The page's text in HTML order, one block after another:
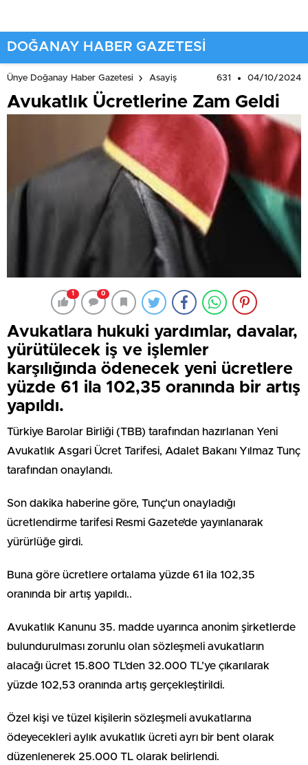
DOĞANAY HABER GAZETESİ
Ünye Doğanay Haber Gazetesi Asayiş 631 04/10/2024
Avukatlık Ücretlerine Zam Geldi
1 0
Avukatlara hukuki yardımlar, davalar,
yürütülecek iş ve işlemler
karşılığında ödenecek yeni ücretlere
yüzde 61 ila 102,35 oranında bir artış
yapıldı.
Türkiye Barolar Birliği (TBB) tarafından hazırlanan Yeni
Avukatlık Asgari Ücret Tarifesi, Adalet Bakanı Yılmaz Tunç
tarafından onaylandı.
Son dakika haberine göre, Tunç’un onayladığı
ücretlendirme tarifesi Resmi Gazete’de yayınlanarak
yürürlüğe girdi.
Buna göre ücretlere ortalama yüzde 61 ila 102,35
oranında bir artış yapıldı..
Avukatlık Kanunu 35. madde uyarınca anonim şirketlerde
bulundurulması zorunlu olan sözleşmeli avukatların
alacağı ücret 15.800 TL’den 32.000 TL’ye çıkarılarak
yüzde 102,53 oranında artış gerçekleştirildi.
Özel kişi ve tüzel kişilerin sözleşmeli avukatlarına
ödeyecekleri aylık avukatlık ücreti ayrı bir bent olarak
düzenlenerek 25.000 TL olarak belirlendi.